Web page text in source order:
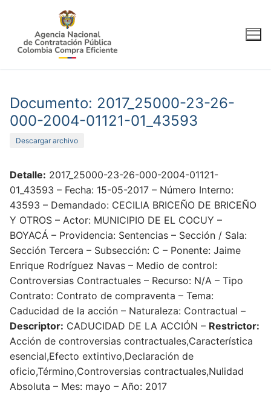
contenido
Documento: 2017_25000-23-26-
000-2004-01121-01_43593
Descargar archivo
Detalle: 2017_25000-23-26-000-2004-01121-
01_43593 – Fecha: 15-05-2017 – Número Interno:
43593 – Demandado: CECILIA BRICEÑO DE BRICEÑO
Y OTROS – Actor: MUNICIPIO DE EL COCUY –
BOYACÁ – Providencia: Sentencias – Sección / Sala:
Sección Tercera – Subsección: C – Ponente: Jaime
Enrique Rodríguez Navas – Medio de control:
Controversias Contractuales – Recurso: N/A – Tipo
Contrato: Contrato de compraventa – Tema:
Caducidad de la acción – Naturaleza: Contractual –
Descriptor: CADUCIDAD DE LA ACCIÓN – Restrictor:
Acción de controversias contractuales,Característica
esencial,Efecto extintivo,Declaración de
oficio,Término,Controversias contractuales,Nulidad
Absoluta – Mes: mayo – Año: 2017